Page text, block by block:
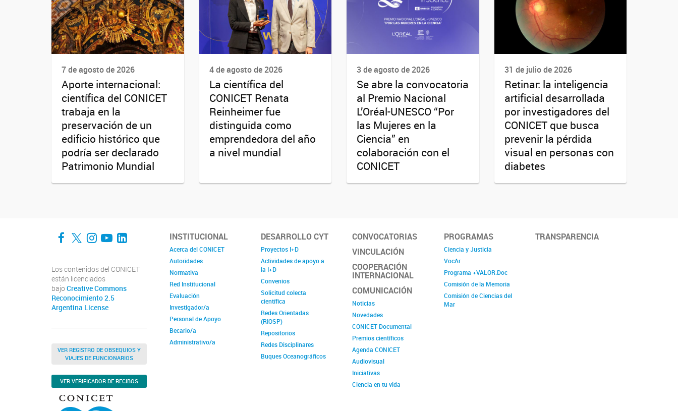
7 de agosto de 2026
Aporte internacional:
científica del CONICET
trabaja en la
preservación de un
edificio histórico que
podría ser declarado
Patrimonio Mundial
4 de agosto de 2026
La científica del
CONICET Renata
Reinheimer fue
distinguida como
emprendedora del año
a nivel mundial
3 de agosto de 2026
Se abre la convocatoria
al Premio Nacional
L’Oréal-UNESCO “Por
las Mujeres en la
Ciencia” en
colaboración con el
CONICET
31 de julio de 2026
Retinar: la inteligencia
artificial desarrollada
por investigadores del
CONICET que busca
prevenir la pérdida
visual en personas con
diabetes
Facebook
Twitter
Instagram
YouTube
LinkedIn
Los contenidos del CONICET
están licenciados
bajo Creative Commons
Reconocimiento 2.5
Argentina License
VER REGISTRO DE OBSEQUIOS Y
VIAJES DE FUNCIONARIOS
VER VERIFICADOR DE RECIBOS
INSTITUCIONAL
Acerca del CONICET
Autoridades
Normativa
Red Institucional
Evaluación
Investigador/a
Personal de Apoyo
Becario/a
Administrativo/a
DESARROLLO CYT
Proyectos I+D
Actividades de apoyo a
la I+D
Convenios
Solicitud colecta
científica
Redes Orientadas
(RIOSP)
Repositorios
Redes Disciplinares
Buques Oceanográficos
CONVOCATORIAS
VINCULACIÓN
COOPERACIÓN
INTERNACIONAL
COMUNICACIÓN
Noticias
Novedades
CONICET Documental
Premios científicos
Agenda CONICET
Audiovisual
Iniciativas
Ciencia en tu vida
PROGRAMAS
Ciencia y Justicia
VocAr
Programa +VALOR.Doc
Comisión de la Memoria
Comisión de Ciencias del
Mar
TRANSPARENCIA